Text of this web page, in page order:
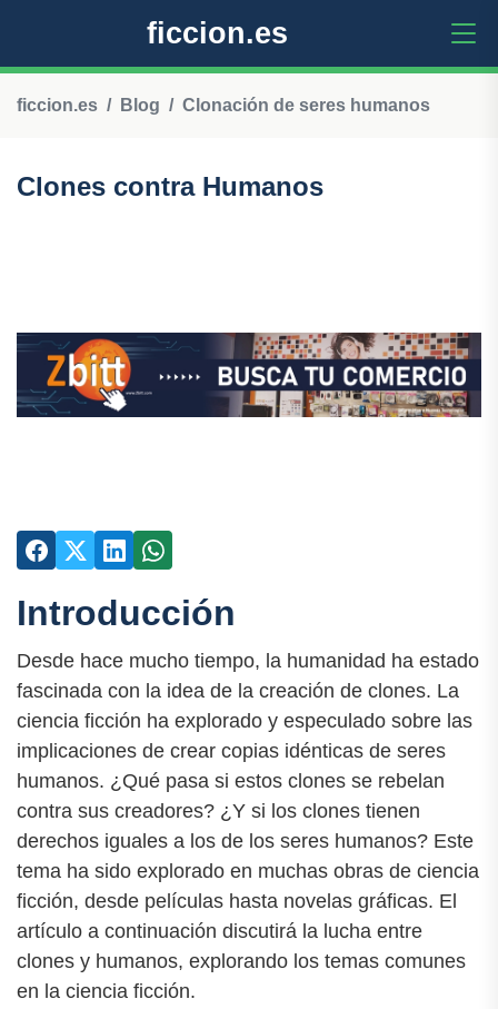
ficcion.es
ficcion.es Blog Clonación de seres humanos
Clones contra Humanos
Introducción
Desde hace mucho tiempo, la humanidad ha estado
fascinada con la idea de la creación de clones. La
ciencia ficción ha explorado y especulado sobre las
implicaciones de crear copias idénticas de seres
humanos. ¿Qué pasa si estos clones se rebelan
contra sus creadores? ¿Y si los clones tienen
derechos iguales a los de los seres humanos? Este
tema ha sido explorado en muchas obras de ciencia
ficción, desde películas hasta novelas gráficas. El
artículo a continuación discutirá la lucha entre
clones y humanos, explorando los temas comunes
en la ciencia ficción.